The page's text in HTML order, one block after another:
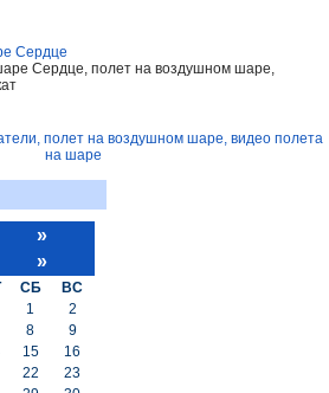
Сердце
»
»
СБ
ВС
1
2
8
9
15
16
22
23